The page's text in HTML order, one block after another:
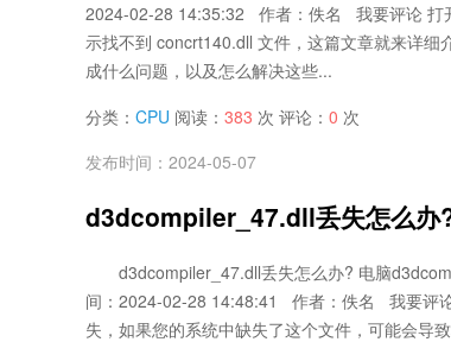
2024-02-28 14:35:32 作者：佚名 我要评论 打
示找不到 concrt140.dll 文件，这篇文章就来详细
成什么问题，以及怎么解决这些...
分类： CPU 阅读： 383 次 评论： 0 次
发布时间：2024-05-07
d3dcompiler_47.dll丢失怎么办
d3dcompiler_47.dll丢失怎么办? 电脑
间：2024-02-28 14:48:41 作者：佚名 我要评
失，如果您的系统中缺失了这个文件，可能会导